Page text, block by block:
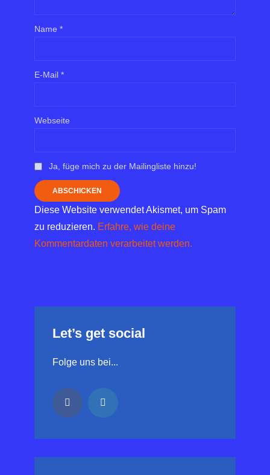
Name *
E-Mail *
Webseite
Ja, füge mich zu der Mailingliste hinzu!
Diese Website verwendet Akismet, um Spam
zu reduzieren. Erfahre, wie deine
Kommentardaten verarbeitet werden.
Let’s get social
Folge uns bei...